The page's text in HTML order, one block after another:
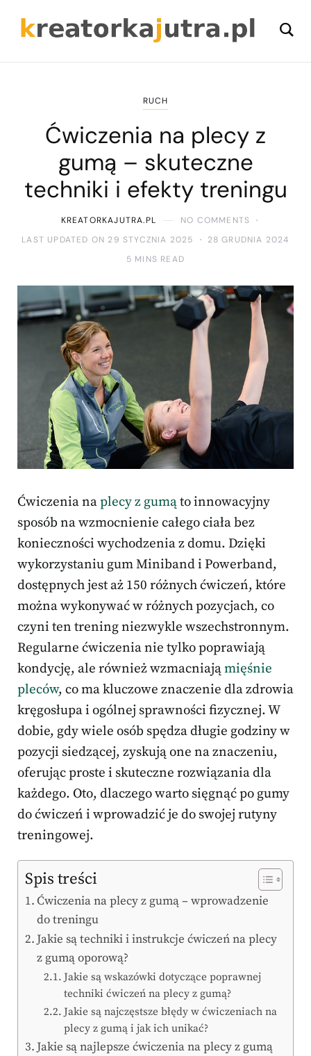
RUCH
Ćwiczenia na plecy z
gumą – skuteczne
techniki i efekty treningu
KREATORKAJUTRA.PL
NO COMMENTS
LAST UPDATED ON 29 STYCZNIA 2025
28 GRUDNIA 2024
5 MINS READ
Ćwiczenia naplecy z gumąto innowacyjny
sposób na wzmocnienie całego ciała bez
konieczności wychodzenia z domu. Dzięki
wykorzystaniu gum Miniband i Powerband,
dostępnych jest aż 150 różnych ćwiczeń, które
można wykonywać w różnych pozycjach, co
czyni ten trening niezwykle wszechstronnym.
Regularne ćwiczenia nie tylko poprawiają
kondycję, ale również wzmacniająmięśnie
pleców, co ma kluczowe znaczenie dla zdrowia
kręgosłupa i ogólnej sprawności fizycznej. W
dobie, gdy wiele osób spędza długie godziny w
pozycji siedzącej, zyskują one na znaczeniu,
oferując proste i skuteczne rozwiązania dla
każdego. Oto, dlaczego warto sięgnąć po gumy
do ćwiczeń i wprowadzić je do swojej rutyny
treningowej.
Spis treści
Ćwiczenia na plecy z gumą – wprowadzenie
do treningu
Jakie są techniki i instrukcje ćwiczeń na plecy
z gumą oporową?
Jakie są wskazówki dotyczące poprawnej
techniki ćwiczeń na plecy z gumą?
Jakie są najczęstsze błędy w ćwiczeniach na
plecy z gumą i jak ich unikać?
Jakie są najlepsze ćwiczenia na plecy z gumą